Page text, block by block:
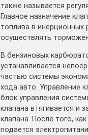
также называется
Главное назначение
топлива в инерционных
осуществлять
В бензиновых
устанавливается
частью системы
хода авто. Управление
блок управления
клапана втягивается и
клапана. После того,
подается